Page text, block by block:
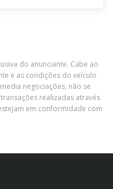
do anunciante. Cabe ao
e as condições do veículo
negociações, não se
realizadas através
em conformidade com